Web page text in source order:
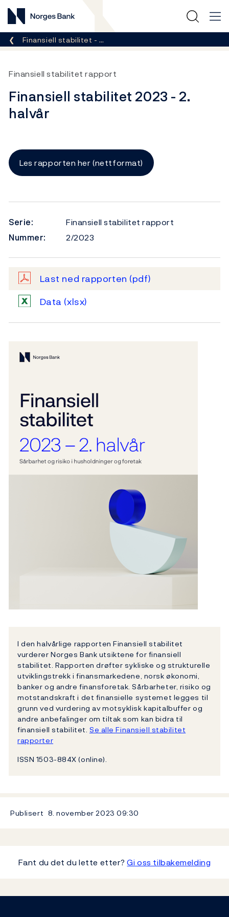
Norges Bank
Her er du nå:
Finansiell stabilitet - …
Finansiell stabilitet rapport
Finansiell stabilitet 2023 - 2.
halvår
Les rapporten her (nettformat)
Serie:
Finansiell stabilitet rapport
Nummer:
2/2023
Last ned rapporten (pdf)
Data (xlsx)
I den halvårlige rapporten Finansiell stabilitet
vurderer Norges Bank utsiktene for finansiell
stabilitet. Rapporten drøfter sykliske og strukturelle
utviklingstrekk i finansmarkedene, norsk økonomi,
banker og andre finansforetak. Sårbarheter, risiko og
motstandskraft i det finansielle systemet legges til
grunn ved vurdering av motsyklisk kapitalbuffer og
andre anbefalinger om tiltak som kan bidra til
finansiell stabilitet. Se alle Finansiell stabilitet
rapporter
ISSN 1503-884X (online).
Publisert 8. november 202309:30
Fant du det du lette etter?Gi oss tilbakemelding